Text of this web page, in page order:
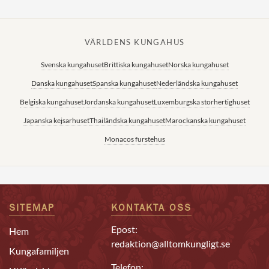
VÄRLDENS KUNGAHUS
Svenska kungahusetBrittiska kungahusetNorska kungahuset
Danska kungahusetSpanska kungahusetNederländska kungahuset
Belgiska kungahusetJordanska kungahusetLuxemburgska storhertighuset
Japanska kejsarhusetThailändska kungahusetMarockanska kungahuset
Monacos furstehus
SITEMAP
Hem
Kungafamiljen
KONTAKTA OSS
Epost:
redaktion@alltomkungligt.se